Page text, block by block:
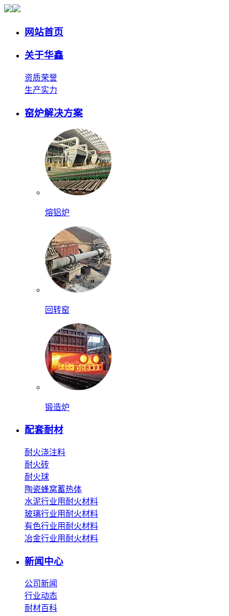
网站首页
关于华鑫
资质荣誉
生产实力
窑炉解决方案
熔铝炉
回转窑
锻造炉
配套耐材
耐火浇注料
耐火砖
耐火球
陶瓷蜂窝蓄热体
水泥行业用耐火材料
玻璃行业用耐火材料
有色行业用耐火材料
冶金行业用耐火材料
新闻中心
公司新闻
行业动态
耐材百科